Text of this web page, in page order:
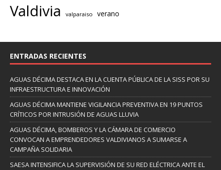
Valdivia valparaiso verano
ENTRADAS RECIENTES
AGUAS DÉCIMA DESTACA EN LA CUENTA PÚBLICA DE LA SISS POR SU
INFRAESTRUCTURA E INNOVACIÓN
AGUAS DÉCIMA MANTIENE VIGILANCIA PREVENTIVA EN 19 PUNTOS
CRÍTICOS POR INTRUSIÓN DE AGUAS LLUVIA
AGUAS DÉCIMA, BOMBEROS Y LA CÁMARA DE COMERCIO
CONVOCAN A EMPRENDEDORES VALDIVIANOS A SUMARSE A
CAMPAÑA SOLIDARIA
SAESA INTENSIFICA LA SUPERVISIÓN DE SU RED ELÉCTRICA ANTE EL